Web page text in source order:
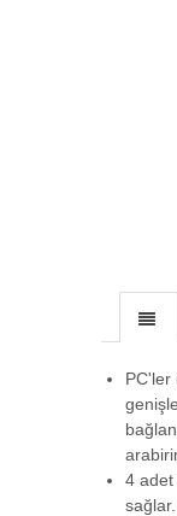
PC'ler
4 adet